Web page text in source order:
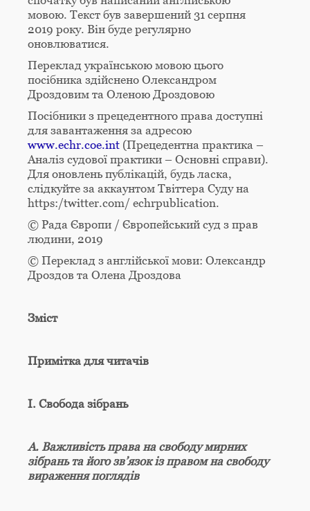
мовою. Текст був завершений 31 серпня
2019 року. Він буде регулярно
оновлюватися.
Переклад українською мовою цього
посібника здійснено Олександром
Дроздовим та Оленою Дроздовою
Посібники з прецедентного права доступні
для завантаження за адресою
www.echr.coe.int (Прецедентна практика –
Аналіз судової практики – Основні справи).
Для оновлень публікацій, будь ласка,
слідкуйте за аккаунтом Твіттера Суду на
https:/twitter.com/ echrpublication.
© Рада Європи / Європейський суд з прав
людини, 2019
© Переклад з англійської мови: Олександр
Дроздов та Олена Дроздова
Зміст
Примітка для читачів
I. Свобода зібрань
А. Важливість права на свободу мирних
зібрань та його зв’язок із правом на свободу
вираження поглядів